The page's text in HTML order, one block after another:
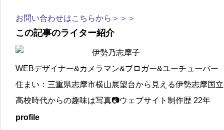
お問い合わせはこちらから＞＞＞
この記事のライター紹介
伊勢乃志摩子
WEBデザイナー&カメラマン&ブロガー&ユーチューバー
住まい：三重県志摩市横山展望台から見える伊勢志摩国
高校時代からの趣味は写真📷ウェブサイト制作歴 22年
profile